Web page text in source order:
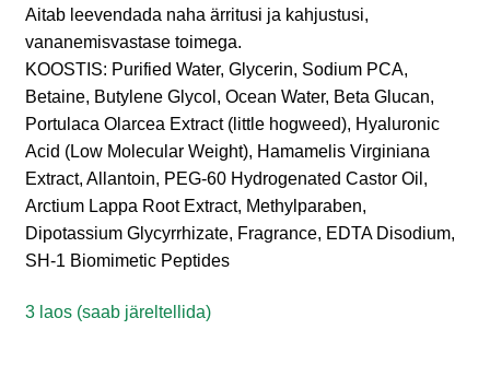
Aitab leevendada naha ärritusi ja kahjustusi,
vananemisvastase toimega.
KOOSTIS: Purified Water, Glycerin, Sodium PCA,
Betaine, Butylene Glycol, Ocean Water, Beta Glucan,
Portulaca Olarcea Extract (little hogweed), Hyaluronic
Acid (Low Molecular Weight), Hamamelis Virginiana
Extract, Allantoin, PEG-60 Hydrogenated Castor Oil,
Arctium Lappa Root Extract, Methylparaben,
Dipotassium Glycyrrhizate, Fragrance, EDTA Disodium,
SH-1 Biomimetic Peptides
3 laos (saab järeltellida)